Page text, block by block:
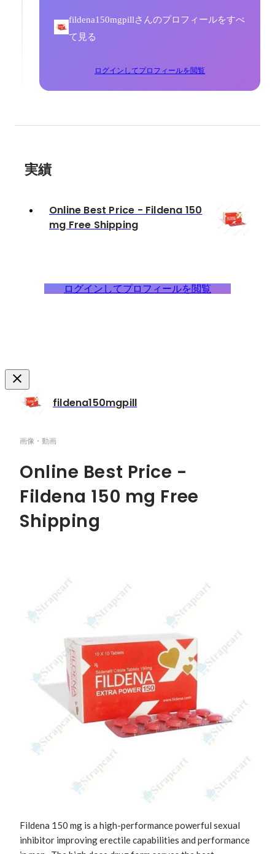
fildena150mgpillさんのプロフィールをすべ
て見る
ログインしてプロフィールを閲覧
実績
Online Best Price - Fildena 150
mg Free Shipping
ログインしてプロフィールを閲覧
fildena150mgpill
画像・動画
Online Best Price -
Fildena 150 mg Free
Shipping
Fildena 150 mg is a high-performance powerful sexual
inhibitor improving erectile capabilities and performance